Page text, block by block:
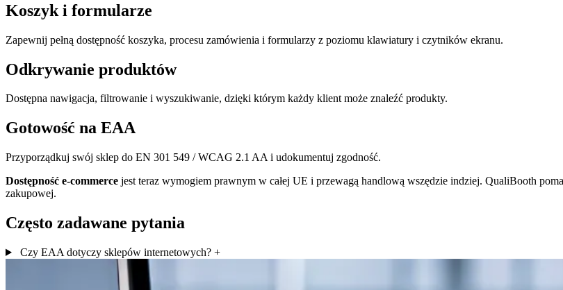
Koszyk i formularze
Zapewnij pełną dostępność koszyka, procesu zamówienia i formularzy z poziomu klawiatury i czytników ekranu.
Odkrywanie produktów
Dostępna nawigacja, filtrowanie i wyszukiwanie, dzięki którym każdy klient może znaleźć produkty.
Gotowość na EAA
Przyporządkuj swój sklep do EN 301 549 / WCAG 2.1 AA i udokumentuj zgodność.
Dostępność e-commerce jest teraz wymogiem prawnym w całej UE i przewagą handlową wszędzie indziej. QualiBooth
zakupowej.
Często zadawane pytania
Czy EAA dotyczy sklepów internetowych? +